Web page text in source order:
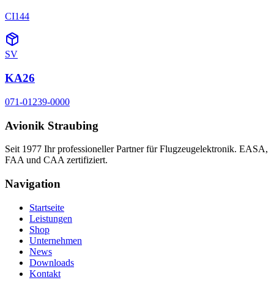
CI144
SV
KA26
071-01239-0000
Avionik Straubing
Seit 1977 Ihr professioneller Partner für Flugzeugelektronik. EASA,
FAA und CAA zertifiziert.
Navigation
Startseite
Leistungen
Shop
Unternehmen
News
Downloads
Kontakt